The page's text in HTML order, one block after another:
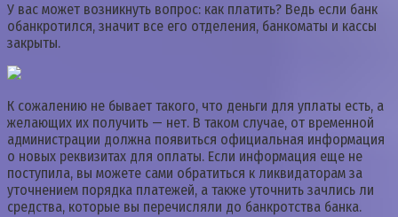
У вас может возникнуть вопрос: как платить? Ведь если банк
обанкротился, значит все его отделения, банкоматы и кассы
закрыты.
К сожалению не бывает такого, что деньги для уплаты есть, а
желающих их получить — нет. В таком случае, от временной
администрации должна появиться официальная информация
о новых реквизитах для оплаты. Если информация еще не
поступила, вы можете сами обратиться к ликвидаторам за
уточнением порядка платежей, а также уточнить зачлись ли
средства, которые вы перечисляли до банкротства банка.